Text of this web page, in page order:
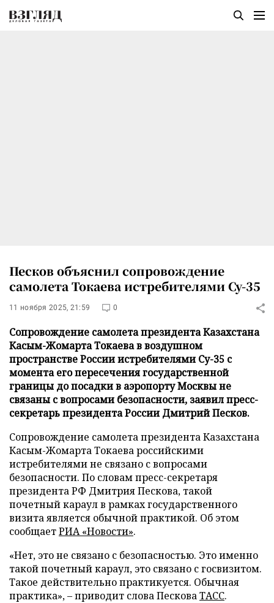
Песков объяснил сопровождение
самолета Токаева истребителями Су-35
11 ноября 2025, 21:59 0
Сопровождение самолета президента Казахстана
Касым-Жомарта Токаева в воздушном
пространстве России истребителями Су-35 с
момента его пересечения государственной
границы до посадки в аэропорту Москвы не
связаны с вопросами безопасности, заявил пресс-
секретарь президента России Дмитрий Песков.
Сопровождение самолета президента Казахстана
Касым-Жомарта Токаева российскими
истребителями не связано с вопросами
безопасности. По словам пресс-секретаря
президента РФ Дмитрия Пескова, такой
почетный караул в рамках государственного
визита является обычной практикой. Об этом
сообщаетРИА «Новости».
«Нет, это не связано с безопасностью. Это именно
такой почетный караул, это связано с госвизитом.
Такое действительно практикуется. Обычная
практика», – приводит слова ПесковаТАСС.